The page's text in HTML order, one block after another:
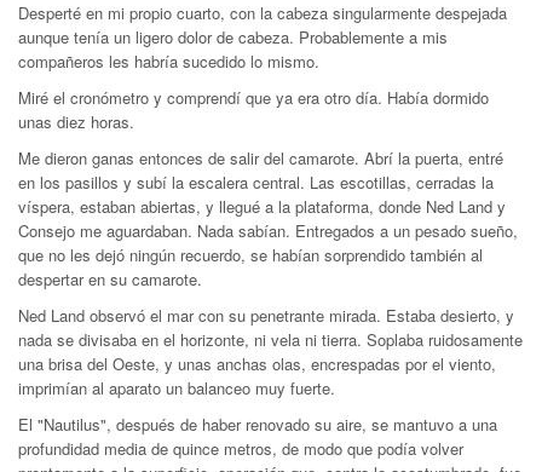
Desperté en mi propio cuarto, con la cabeza singularmente despejada
aunque tenía un ligero dolor de cabeza. Probablemente a mis
compañeros les habría sucedido lo mismo.
Miré el cronómetro y comprendí que ya era otro día. Había dormido
unas diez horas.
Me dieron ganas entonces de salir del camarote. Abrí la puerta, entré
en los pasillos y subí la escalera central. Las escotillas, cerradas la
víspera, estaban abiertas, y llegué a la plataforma, donde Ned Land y
Consejo me aguardaban. Nada sabían. Entregados a un pesado sueño,
que no les dejó ningún recuerdo, se habían sorprendido también al
despertar en su camarote.
Ned Land observó el mar con su penetrante mirada. Estaba desierto, y
nada se divisaba en el horizonte, ni vela ni tierra. Soplaba ruidosamente
una brisa del Oeste, y unas anchas olas, encrespadas por el viento,
imprimían al aparato un balanceo muy fuerte.
El "Nautilus", después de haber renovado su aire, se mantuvo a una
profundidad media de quince metros, de modo que podía volver